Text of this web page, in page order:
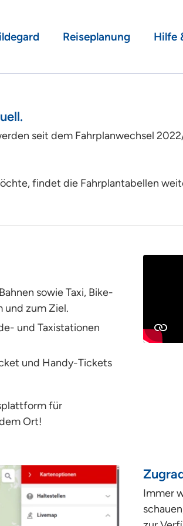
Reiseplanung Hilfe
seit dem Fahrplanwechsel
findet die Fahrplantabellen
sowie Taxi, ­Bike-
und zum Ziel.
und Taxi­stationen
und Handy-Tickets
für
Ort!
Immer